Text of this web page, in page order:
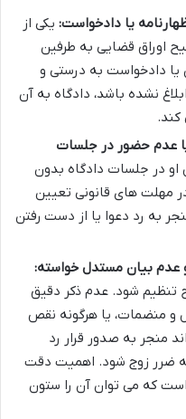
یا دادخواست: یکی از
اوراق قضایی به طرفین
یا دادخواست به درستی و
نشده باشد، دادگاه به آن
کند.
عدم حضور در جلسات
در جلسات دادگاه بدون
مهلت های قانونی تعیین
به رد دعوا یا از دست رفتن
بیان مستدل خواسته:
تنظیم شود. عدم ذکر دقیق
و منضمات، یا هرگونه نقص
منجر به صدور قرار رد
ضرر زوج شود. اهمیت دقت
که می توان آن را ستون